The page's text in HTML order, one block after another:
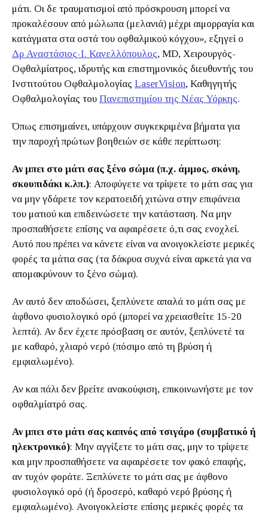
μάτι. Οι δε τραυματισμοί από πρόσκρουση μπορεί να
προκαλέσουν από μώλωπα (μελανιά) μέχρι αιμορραγία και
κατάγματα στα οστά του οφθαλμικού κόγχου», εξηγεί ο
Δρ Αναστάσιος-Ι. Κανελλόπουλος, MD, Χειρουργός-
Οφθαλμίατρος, ιδρυτής και επιστημονικός διευθυντής του
Ινστιτούτου Οφθαλμολογίας LaserVision, Καθηγητής
Οφθαλμολογίας του Πανεπιστημίου της Νέας Υόρκης.
Όπως επισημαίνει, υπάρχουν συγκεκριμένα βήματα για
την παροχή πρώτων βοηθειών σε κάθε περίπτωση:
Αν μπει στο μάτι σας ξένο σώμα (π.χ. άμμος, σκόνη,
σκουπιδάκι κ.λπ.): Αποφύγετε να τρίψετε το μάτι σας για
να μην γδάρετε τον κερατοειδή χιτώνα στην επιφάνεια
του ματιού και επιδεινώσετε την κατάσταση. Να μην
προσπαθήσετε επίσης να αφαιρέσετε ό,τι σας ενοχλεί.
Αυτό που πρέπει να κάνετε είναι να ανοιγοκλείστε μερικές
φορές τα μάτια σας (τα δάκρυα συχνά είναι αρκετά για να
απομακρύνουν το ξένο σώμα).
Αν αυτό δεν αποδώσει, ξεπλύνετε απαλά το μάτι σας με
άφθονο φυσιολογικό ορό (μπορεί να χρειασθείτε 15-20
λεπτά). Αν δεν έχετε πρόσβαση σε αυτόν, ξεπλύνετέ τα
με καθαρό, χλιαρό νερό (πόσιμο από τη βρύση ή
εμφιαλωμένο).
Αν και πάλι δεν βρείτε ανακούφιση, επικοινωνήστε με τον
οφθαλμίατρό σας.
Αν μπει στο μάτι σας καπνός από τσιγάρο (συμβατικό ή
ηλεκτρονικό): Μην αγγίξετε το μάτι σας, μην το τρίψετε
και μην προσπαθήσετε να αφαιρέσετε τον φακό επαφής,
αν τυχόν φοράτε. Ξεπλύνετε το μάτι σας με άφθονο
φυσιολογικό ορό (ή δροσερό, καθαρό νερό βρύσης ή
εμφιαλωμένο). Ανοιγοκλείστε επίσης μερικές φορές τα